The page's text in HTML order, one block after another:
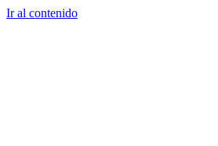
Ir al contenido